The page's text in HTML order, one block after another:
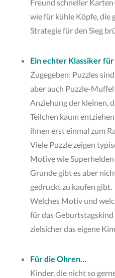
Freund schneller
wie für kühle Köpfe, die
Strategie für den Sieg
Ein echter Klassiker
Zugegeben: Puzzles
aber auch Puzzle-
Anziehung der kleinen,
Teilchen kaum
ihnen erst einmal zum
Viele Puzzle zeigen
Motive wie
Grunde gibt es aber
gedruckt zu kaufen gibt.
Welches Motiv und
für das
zielsicher das eigene
Für die Ohren…
Kinder, die nicht so